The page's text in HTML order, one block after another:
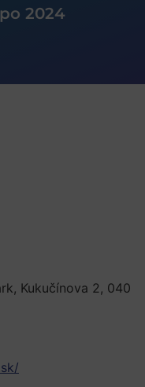
2024
Kukučínova 2, 040